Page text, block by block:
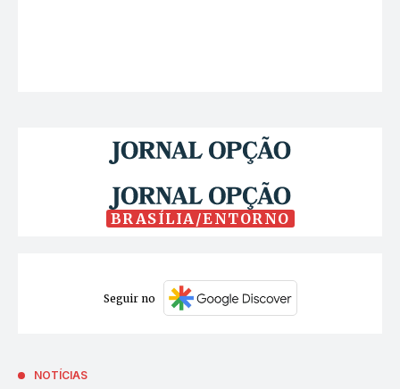
BRASÍLIA/ENTORNO
Seguir no
NOTÍCIAS